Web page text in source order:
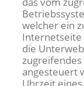
welcher ein
Internetseite
die
angesteuert